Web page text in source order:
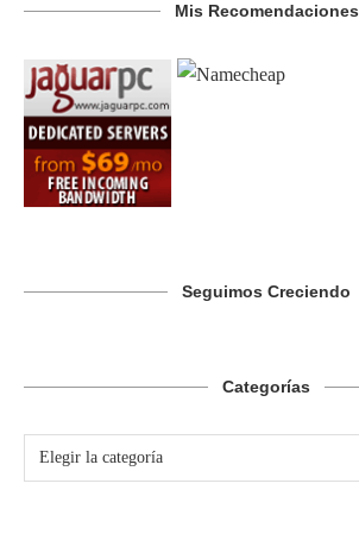
Mis Recomendaciones
Seguimos Creciendo
Categorías